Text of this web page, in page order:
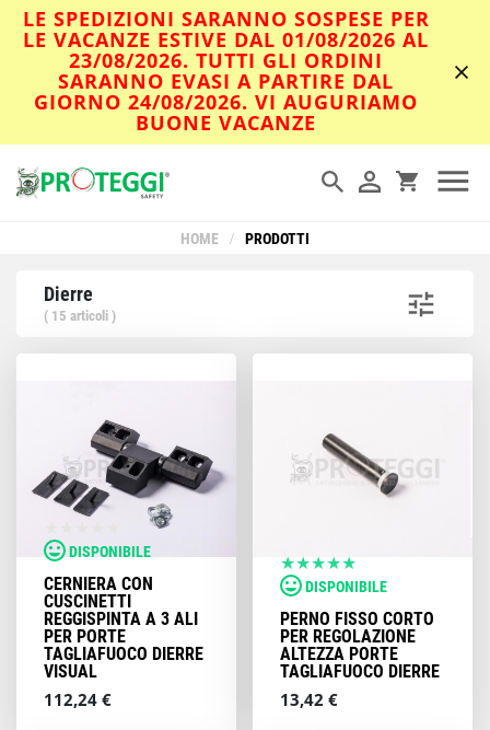
LE SPEDIZIONI SARANNO SOSPESE PER
LE VACANZE ESTIVE DAL 01/08/2026 AL
23/08/2026. TUTTI GLI ORDINI
SARANNO EVASI A PARTIRE DAL
GIORNO 24/08/2026. VI AUGURIAMO
BUONE VACANZE
HOME / PRODOTTI
Dierre
( 15 articoli )
DISPONIBILE
CERNIERA CON
CUSCINETTI
REGGISPINTA A 3 ALI
PER PORTE
TAGLIAFUOCO DIERRE
VISUAL
112,24 €
DISPONIBILE
PERNO FISSO CORTO
PER REGOLAZIONE
ALTEZZA PORTE
TAGLIAFUOCO DIERRE
13,42 €